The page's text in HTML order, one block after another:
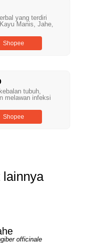
yang terdiri
Manis, Jahe,
Shopee
tubuh,
melawan infeksi
Shopee
lainnya
officinale